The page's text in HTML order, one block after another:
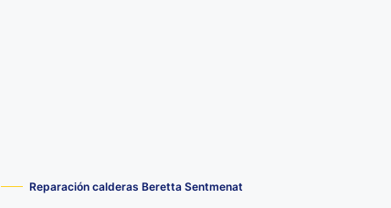
Reparación calderas Beretta Sentmenat